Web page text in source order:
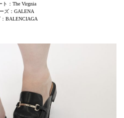
ト：The Virgnia
ズ：GALENA
BALENCIAGA